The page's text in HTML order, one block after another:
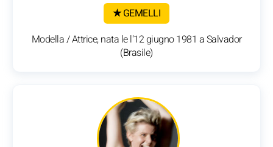
★ GEMELLI
Modella / Attrice, nata le l'12 giugno 1981 a Salvador
(Brasile)